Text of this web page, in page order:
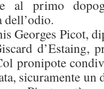
al primo
dell’odio.
Georges Picot,
d’Estaing,
pronipote
sicuramente